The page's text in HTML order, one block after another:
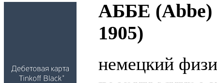
АББЕ (Abbe)
1905)
немецкий